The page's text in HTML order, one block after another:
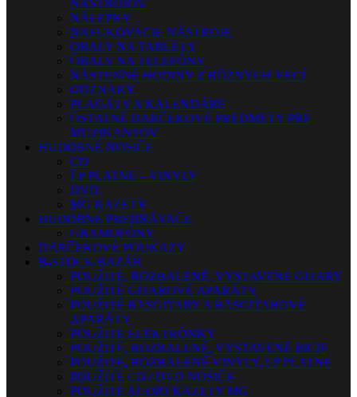
NÁSTROJOV
NÁLEPKY
NAFUKOVACIE NÁSTROJE
OBALY NA TABLETY
OBALY NA TELEFÓNY
NÁSTENNÉ HODINY Z RÔZNYCH VECÍ
ODZNAKY
PLAGÁTY A KALENDÁRE
OSTATNÉ DARČEKOVÉ PREDMETY PRE
MUZIKANTOV
HUDOBNÉ NOSIČE
CD
LP PLATNE – VINYLY
DVD
MG KAZETY
HUDOBNÉ PREHRÁVAČE
GRAMOFÓNY
DARČEKOVÉ POUKAZY
B-STOCK/BAZÁR
POUŽITÉ, ROZBALENÉ, VYSTAVENÉ GITARY
POUŽITÉ GITAROVÉ APARÁTY
POUŽITÉ BASGITARY A BASGITAROVÉ
APARÁTY
POUŽITÉ ELEKTRÓNKY
POUŽITÉ, ROZBALENÉ, VYSTAVENÉ BICIE
POUŽITÉ, ROZBALENÉ VINYLY, LP PLATNE
POUŽITÉ CD / DVD NOSIČE
POUŽITÉ AUDIO KAZETY MG